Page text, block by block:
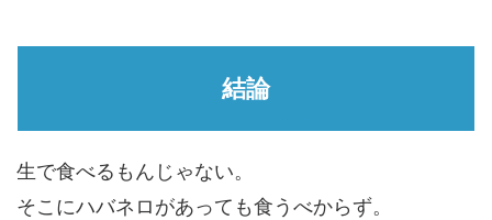
結論
生で食べるもんじゃない。
そこにハバネロがあっても食うべからず。